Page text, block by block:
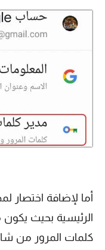
أما لإضافة اختصار
الرئيسية بحيث
كلمات المرور من